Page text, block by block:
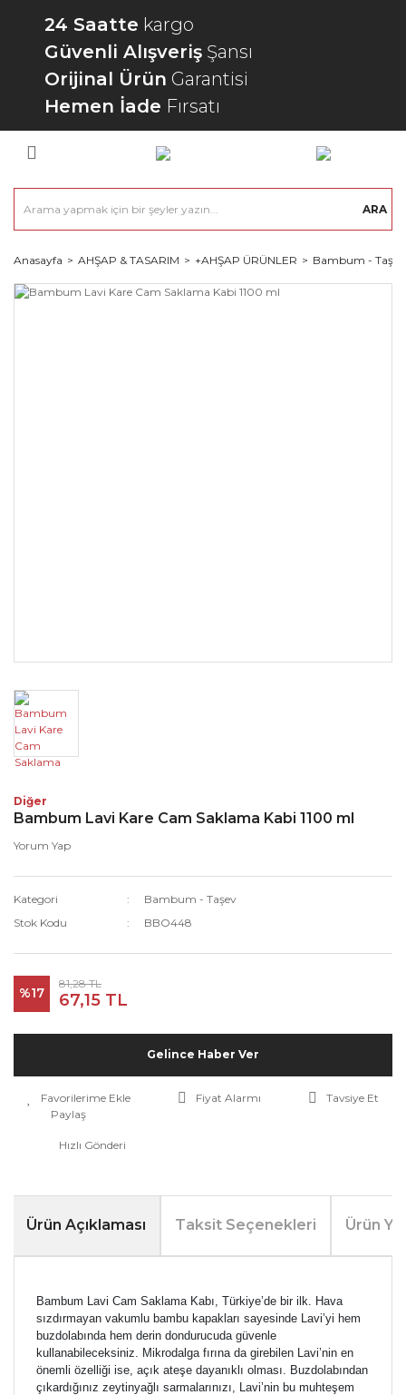
24 Saatte kargo
Güvenli Alışveriş Şansı
Orijinal Ürün Garantisi
Hemen İade Fırsatı
ARA
Anasayfa AHŞAP & TASARIM +AHŞAP ÜRÜNLER Bambum - Taşev
Diğer
Bambum Lavi Kare Cam Saklama Kabi 1100 ml
Yorum Yap
Kategori
Bambum - Taşev
Stok Kodu
BBO448
%17
81,28 TL
67,15 TL
Gelince Haber Ver
Fiyat Alarmı
Tavsiye Et
Paylaş
Hızlı Gönderi
Ürün Açıklaması Taksit Seçenekleri Ürün
Bambum Lavi Cam Saklama Kabı, Türkiye’de bir ilk. Hava
sızdırmayan vakumlu bambu kapakları sayesinde Lavi’yi hem
buzdolabında hem derin dondurucuda güvenle
kullanabileceksiniz. Mikrodalga fırına da girebilen Lavi’nin en
önemli özelliği ise, açık ateşe dayanıklı olması. Buzdolabından
çıkardığınız zeytinyağlı sarmalarınızı, Lavi’nin bu muhteşem